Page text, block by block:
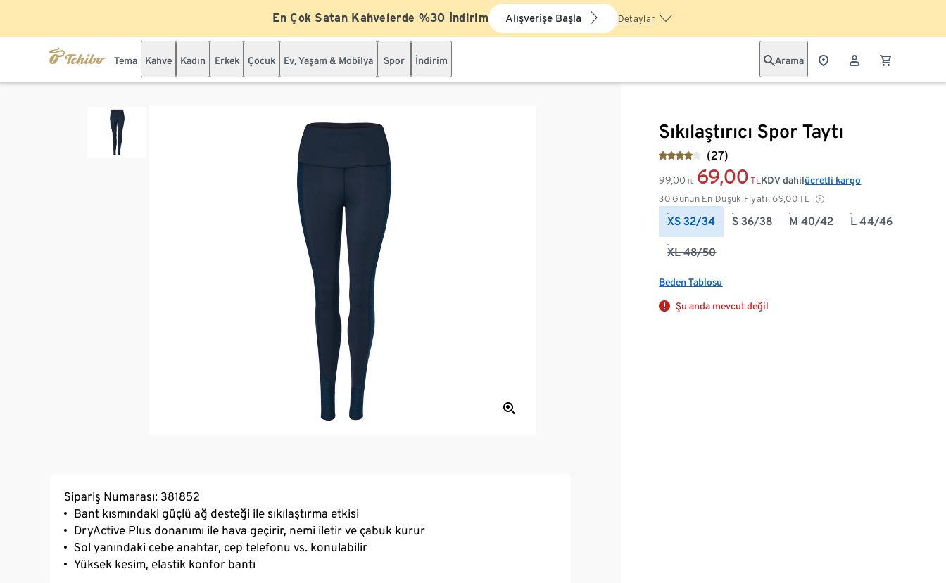
En Çok Satan Kahvelerde %30 İndirim Alışverişe Başla Detaylar
Tema Kahve Kadın Erkek Çocuk Ev, Yaşam & Mobilya Spor İndirim Arama
Sıkılaştırıcı Spor Taytı
(27)
99,00 TL 69,00 TL
30 Günün En Düşük Fiyatı: 69,00TL
KDV dahilücretli kargo
XS 32/34 S 36/38 M 40/42 L 44/46
XL 48/50
Beden Tablosu
Şu anda mevcut değil
Sipariş Numarası: 381852
Bant kısmındaki güçlü ağ desteği ile sıkılaştırma etkisi
DryActive Plus donanımı ile hava geçirir, nemi iletir ve çabuk kurur
Sol yanındaki cebe anahtar, cep telefonu vs. konulabilir
Yüksek kesim, elastik konfor bantı